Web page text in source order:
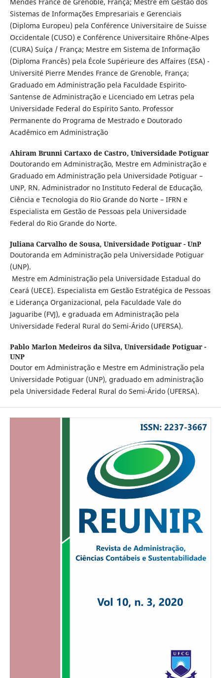
Sistemas de Informações Empresariais e Gerenciais
(Diploma Europeu) pela Conférence Universitaire de Suisse
Occidentale (CUSO) e Conférence Universitaire Rhône-Alpes
(CURA) Suíça / França; Mestre em Sistema de Informação
(Diploma Francês) pela École Supérieure des Affaires (ESA) -
Université Pierre Mendes France de Grenoble, França;
Graduado em Administração pela Faculdade Espirito-
Santense de Administração e Licenciado em Letras pela
Universidade Federal do Espírito Santo. Professor
Permanente do Programa de Mestrado e Doutorado
Acadêmico em Administração
Ahiram Brunni Cartaxo de Castro, Universidade Potiguar
Doutorando em Administração, Mestre em Administração e
Graduado em Administração pela Universidade Potiguar –
UNP, RN. Administrador no Instituto Federal de Educação,
Ciência e Tecnologia do Rio Grande do Norte – IFRN e
Especialista em Gestão de Pessoas pela Universidade
Federal do Rio Grande do Norte.
Juliana Carvalho de Sousa, Universidade Potiguar - UnP
Doutoranda em Administração pela Universidade Potiguar
(UNP).
Mestre em Administração pela Universidade Estadual do
Ceará (UECE). Especialista em Gestão Estratégica de Pessoas
e Liderança Organizacional, pela Faculdade Vale do
Jaguaribe (FVJ), e graduada em Administração pela
Universidade Federal Rural do Semi-Árido (UFERSA).
Pablo Marlon Medeiros da Silva, Universidade Potiguar -
UNP
Doutor em Administração e Mestre em Administração pela
Universidade Potiguar (UNP), graduado em administração
pela Universidade Federal Rural do Semi-Árido (UFERSA).